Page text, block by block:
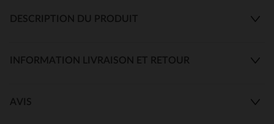
DESCRIPTION DU PRODUIT
INFORMATION LIVRAISON ET RETOUR
AVIS